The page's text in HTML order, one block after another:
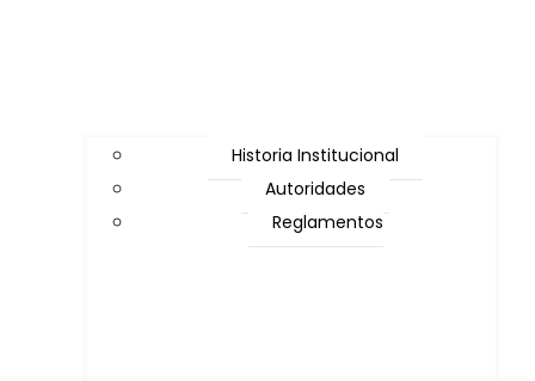
Historia Institucional
Autoridades
Reglamentos